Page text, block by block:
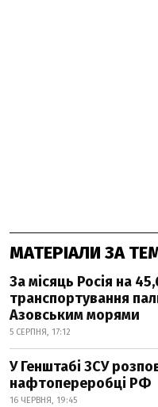
МАТЕРІАЛИ ЗА
За місяць Росія на
транспортування
Азовським морями
5 СЕРПНЯ, 17:12
У Генштабі ЗСУ
нафтопереробці РФ
16 ЧЕРВНЯ, 19:45